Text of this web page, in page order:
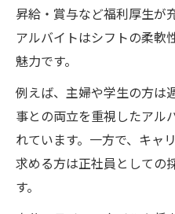
昇給・賞与など福利厚生が
アルバイトはシフトの柔軟
魅力です。
例えば、主婦や学生の方は
事との両立を重視したアル
れています。一方で、キャ
求める方は正社員としての
す。